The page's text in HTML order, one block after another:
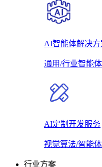
AI智能体解决方
通用/行业智能
AI定制开发服务
视觉算法/智能
行业方案